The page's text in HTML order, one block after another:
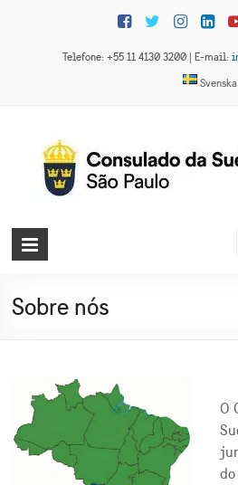
Telefone: +55 11 4130 3200 | E-mail:
Svenska
Consulado
em São
Sobre nós
O
do